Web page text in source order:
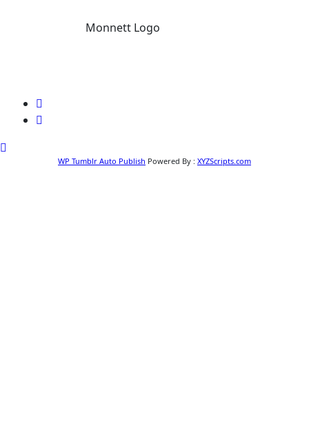
Monnett Logo
WP Tumblr Auto Publish Powered By : XYZScripts.com